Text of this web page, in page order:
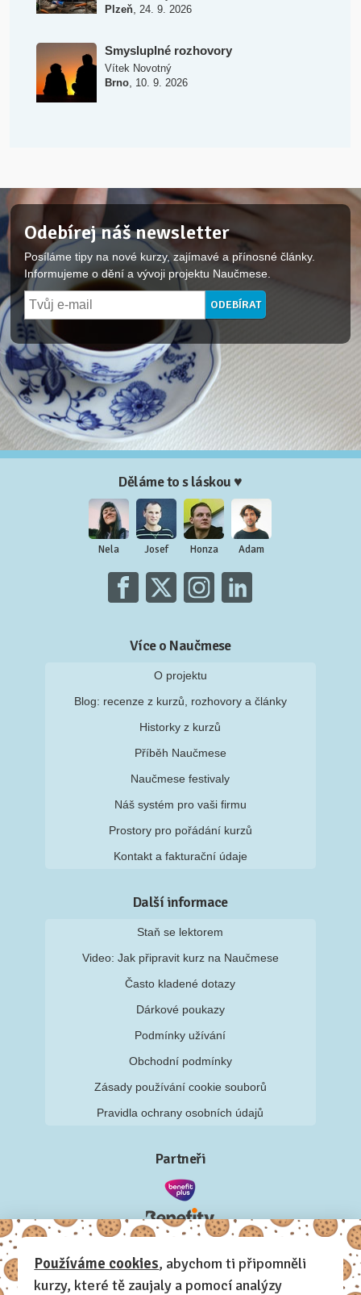
Plzeň, 24. 9. 2026
Smysluplné rozhovory
Vítek Novotný
Brno, 10. 9. 2026
Odebírej náš newsletter
Posíláme tipy na nové kurzy, zajímavé a přínosné články.
Informujeme o dění a vývoji projektu Naučmese.
Děláme to s láskou ♥
Nela Josef Honza Adam
Více o Naučmese
O projektu
Blog: recenze z kurzů, rozhovory a články
Historky z kurzů
Příběh Naučmese
Naučmese festivaly
Náš systém pro vaši firmu
Prostory pro pořádání kurzů
Kontakt a fakturační údaje
Další informace
Staň se lektorem
Video: Jak připravit kurz na Naučmese
Často kladené dotazy
Dárkové poukazy
Podmínky užívání
Obchodní podmínky
Zásady používání cookie souborů
Pravidla ochrany osobních údajů
Partneři
Používáme cookies, abychom ti připomněli
kurzy, které tě zaujaly a pomocí analýzy